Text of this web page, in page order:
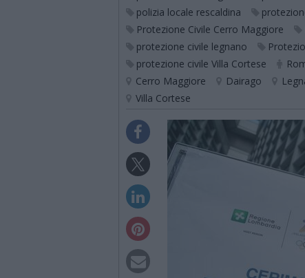
polizia locale rescaldina
Protezione Civile Cerro Maggiore
protezione civile legnano
protezione civile Villa Cortese
Cerro Maggiore
Dairago
Villa Cortese